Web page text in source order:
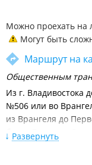
Можно проехать на
Могут быть
Маршрут на
Общественным
Из г. Владивостока
№506 или во
из Врангеля до
бухты Большая
Развернуть